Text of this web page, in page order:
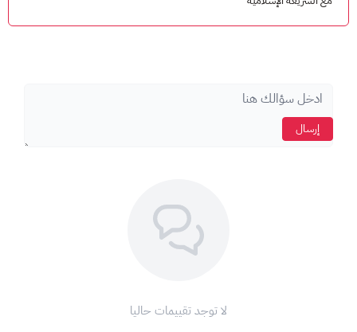
4- ادخل رمز الاشتراك بالاضافة إلي كلمة السر والبريد الالكتروني.
5- اضغط "تفعيل" واستمتع بآلاف الكتب الصوتية العربية والانجليزية.
إرسال
لا توجد تقييمات حاليا